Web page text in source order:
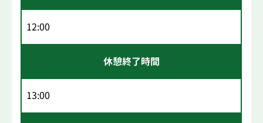
12:00
休憩終了時間
13:00